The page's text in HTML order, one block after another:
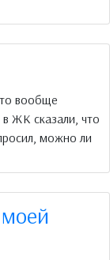
вообще
ЖК сказали, что
можно ли